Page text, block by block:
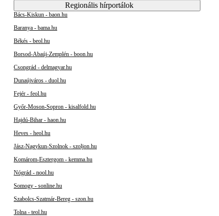
Regionális hírportálok
Bács-Kiskun - baon.hu
Baranya - bama.hu
Békés - beol.hu
Borsod-Abaúj-Zemplén - boon.hu
Csongrád - delmagyar.hu
Dunaújváros - duol.hu
Fejér - feol.hu
Győr-Moson-Sopron - kisalfold.hu
Hajdú-Bihar - haon.hu
Heves - heol.hu
Jász-Nagykun-Szolnok - szoljon.hu
Komárom-Esztergom - kemma.hu
Nógrád - nool.hu
Somogy - sonline.hu
Szabolcs-Szatmár-Bereg - szon.hu
Tolna - teol.hu